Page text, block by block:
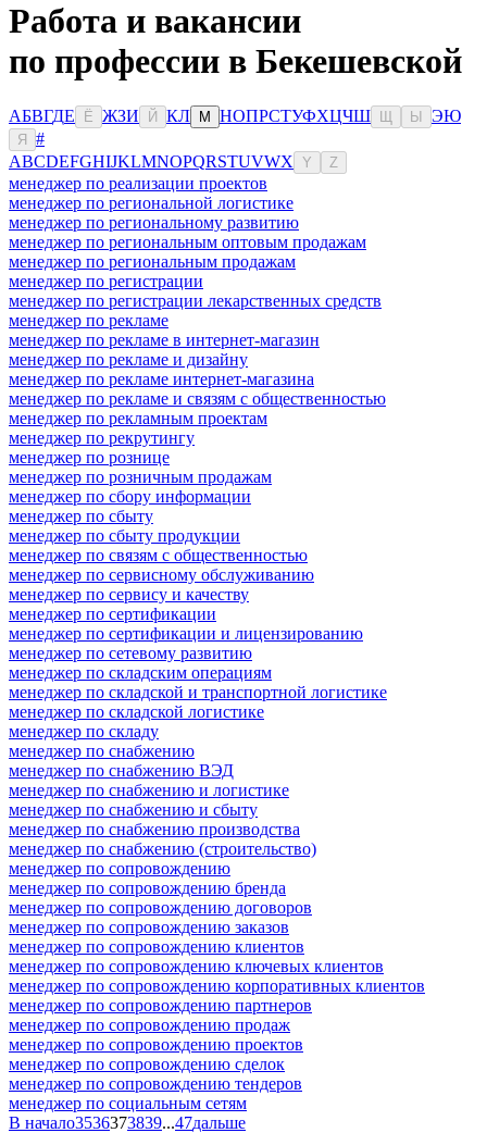
Работа и вакансии
по профессии в Бекешевской
АБВГДЕ Ё ЖЗИ Й КЛ М НОПРСТУФХЦЧШ Ы ЭЮ
Я
#
ABCDEFGHIJKLMNOPQRSTUVWX Y Z
менеджер по реализации проектов
менеджер по региональной логистике
менеджер по региональному развитию
менеджер по региональным оптовым продажам
менеджер по региональным продажам
менеджер по регистрации
менеджер по регистрации лекарственных средств
менеджер по рекламе
менеджер по рекламе в интернет-магазин
менеджер по рекламе и дизайну
менеджер по рекламе интернет-магазина
менеджер по рекламе и связям с общественностью
менеджер по рекламным проектам
менеджер по рекрутингу
менеджер по рознице
менеджер по розничным продажам
менеджер по сбору информации
менеджер по сбыту
менеджер по сбыту продукции
менеджер по связям с общественностью
менеджер по сервисному обслуживанию
менеджер по сервису и качеству
менеджер по сертификации
менеджер по сертификации и лицензированию
менеджер по сетевому развитию
менеджер по складским операциям
менеджер по складской и транспортной логистике
менеджер по складской логистике
менеджер по складу
менеджер по снабжению
менеджер по снабжению ВЭД
менеджер по снабжению и логистике
менеджер по снабжению и сбыту
менеджер по снабжению производства
менеджер по снабжению (строительство)
менеджер по сопровождению
менеджер по сопровождению бренда
менеджер по сопровождению договоров
менеджер по сопровождению заказов
менеджер по сопровождению клиентов
менеджер по сопровождению ключевых клиентов
менеджер по сопровождению корпоративных клиентов
менеджер по сопровождению партнеров
менеджер по сопровождению продаж
менеджер по сопровождению проектов
менеджер по сопровождению сделок
менеджер по сопровождению тендеров
менеджер по социальным сетям
В начало3536373839...47дальше